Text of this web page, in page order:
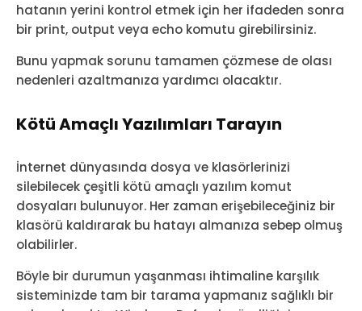
hatanın yerini kontrol etmek için her ifadeden sonra
bir print, output veya echo komutu girebilirsiniz.
Bunu yapmak sorunu tamamen çözmese de olası
nedenleri azaltmanıza yardımcı olacaktır.
Kötü Amaçlı Yazılımları Tarayın
İnternet dünyasında dosya ve klasörlerinizi
silebilecek çeşitli kötü amaçlı yazılım komut
dosyaları bulunuyor. Her zaman erişebileceğiniz bir
klasörü kaldırarak bu hatayı almanıza sebep olmuş
olabilirler.
Böyle bir durumun yaşanması ihtimaline karşılık
sisteminizde tam bir tarama yapmanız sağlıklı bir